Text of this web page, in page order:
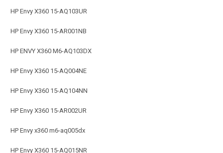
HP Envy X360 15-AQ103UR
HP Envy X360 15-AR001NB
HP ENVY X360 M6-AQ103DX
HP Envy X360 15-AQ004NE
HP Envy X360 15-AQ104NN
HP Envy X360 15-AR002UR
HP Envy x360 m6-aq005dx
HP Envy X360 15-AQ015NR